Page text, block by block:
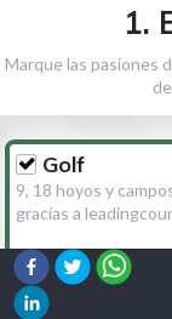
1.
Marque las pasiones
Golf
9, 18 hoyos y
gracias a
Senderismo